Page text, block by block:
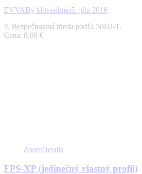
EVVABy klotoadmin5. júla 2016
3. Bezpečnostná trieda podľa NBÚ-T.
Cena: 8,00 €
ZoomDetails
FPS-XP (jedinečný vlastný profil)